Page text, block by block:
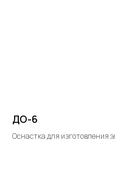
ДО-6
Оснастка для изготовления